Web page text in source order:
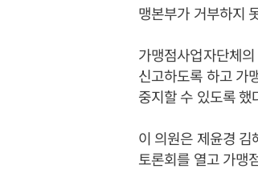
맹본부가 거부하지
가맹점사업자단체
신고하도록 하고 가
중지할 수 있도록 했
이 의원은 제윤경 김
토론회를 열고 가맹